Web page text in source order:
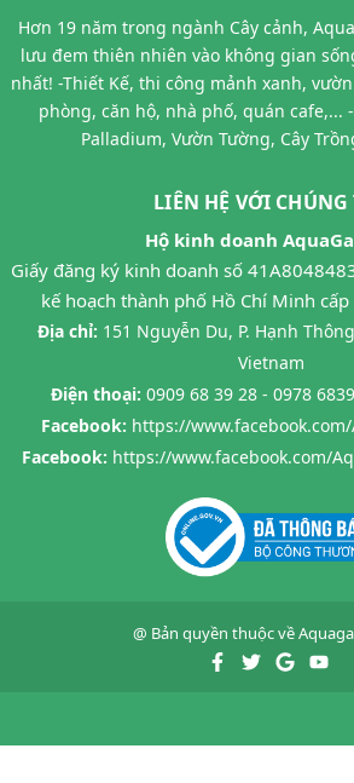
Hơn 19 năm trong ngành Cây cảnh,
lưu đem thiên nhiên vào không gian
nhất! -Thiết Kế, thi công mảnh xanh,
phòng, căn hộ, nhà phố, quán cafe,...
Palladium, Vườn Tường, Cây
LIÊN HỆ VỚI
Hộ kinh doanh
Giấy đăng ký kinh doanh số
kế hoạch thành phố Hồ Chí Minh
Địa chỉ: 151 Nguyễn Du, P. Hạnh
Vietnam
Điện thoại: 0909 68 39 28 - 0978
Facebook: https://
Facebook: https://www.facebook.com/
@ Bản quyền thuộc về